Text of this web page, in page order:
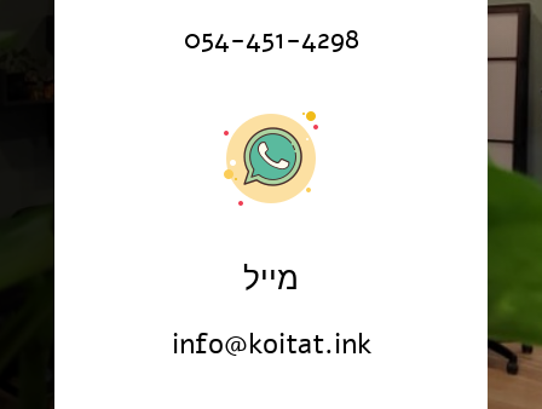
054-451-4298
מייל
info@koitat.ink